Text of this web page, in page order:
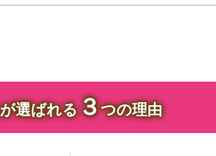
選ばれる３つの理由